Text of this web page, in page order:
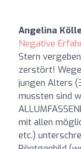
Angelina
Negative
Stern
zerstört!
jungen Alters
mussten sind
mit allen
etc.)